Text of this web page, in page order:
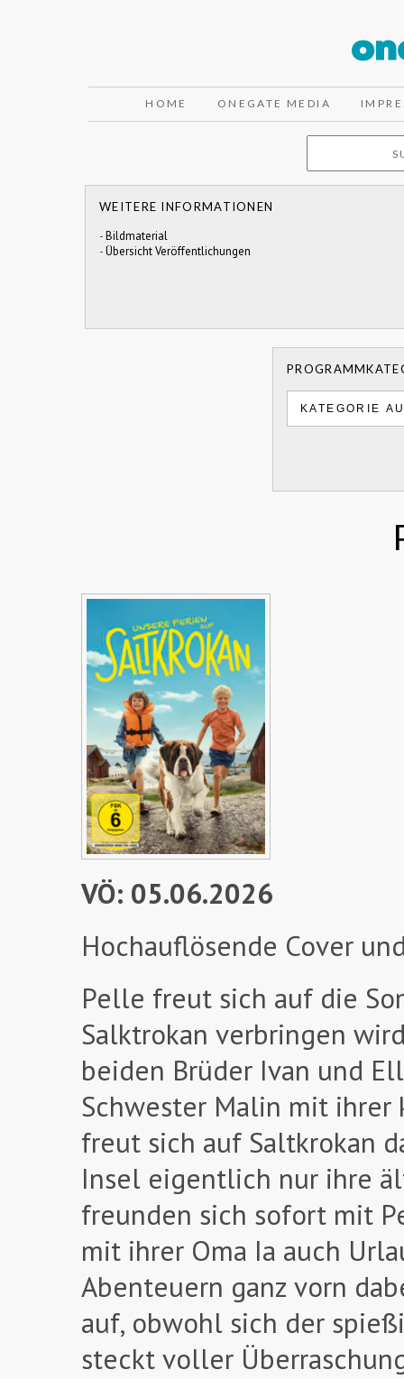
HOME ONEGATE MEDIA
WEITERE INFORMATIONEN
-Bildmaterial
-Übersicht Veröffentlichungen
VÖ: 05.06.2026
Hochauflösende Cover
Pelle freut sich auf die
Salktrokan verbringen
beiden Brüder Ivan und
Schwester Malin mit ihrer
freut sich auf Saltkrokan
Insel eigentlich nur ihre
freunden sich sofort mit
mit ihrer Oma Ia auch
Abenteuern ganz vorn
auf, obwohl sich der
steckt voller